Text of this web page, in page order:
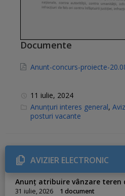
Documente
Anunt-concurs-proiecte-
11 iulie, 2024
C
a
t
r
e
Anunțuri interes general,
posturi vacante
AVIZIER ELECTRONIC
Anunț atribuire vânzare teren
31 iulie, 2026 1 document